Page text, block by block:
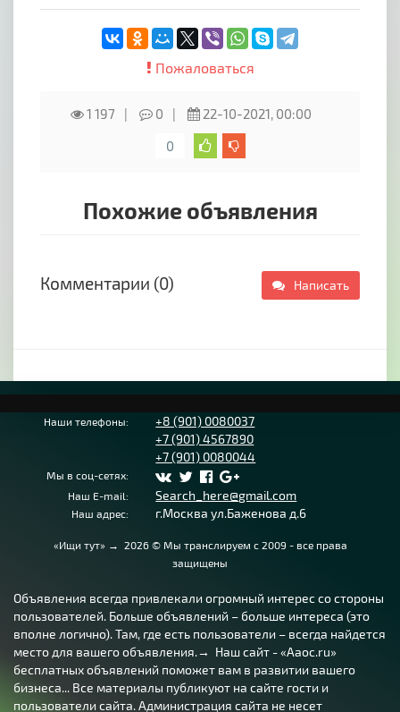
Обучаемость
Нацеленность на результат
Базовые компьютерные знания
Работа удаленная
Занятость 2-4 часа
natasha.araonova@yandex.ru
Пожаловаться
1 197 0
22-10-2021, 00:00
0
Похожие объявления
Комментарии (0) Написать
Наши телефоны:
+8 (901) 0080037
+7 (901) 4567890
+7 (901) 0080044
Мы в соц-сетях:
Наш E-mail:
Search_here@gmail.com
Наш адрес: г.Москва ул.Баженова д.6
«Ищи тут» → 2026© Мы транслируем с 2009 - все права
защищены
Объявления всегда привлекали огромный интерес со стороны
пользователей. Больше объявлений – больше интереса (это
вполне логично). Там, где есть пользователи – всегда найдется
место для вашего объявления.→ Наш сайт - «Aaoc.ru»
бесплатных объявлений поможет вам в развитии вашего
бизнеса... Все материалы публикуют на сайте гости и
пользователи сайта. Администрация сайта не несет